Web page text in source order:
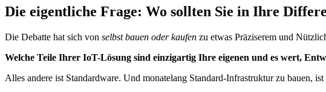
Die eigentliche Frage: Wo sollten Sie in Ihre
Die Debatte hat sich von selbst bauen oder kaufen zu etwas Präziserem und
Welche Teile Ihrer IoT-Lösung sind einzigartig Ihre eigenen und es wert,
Alles andere ist Standardware. Und monatelang Standard-Infrastruktur zu bauen,